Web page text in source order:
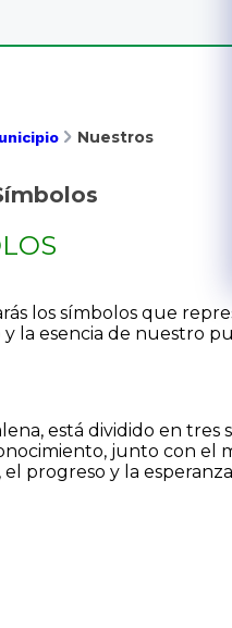
Nuestros
los símbolos que
la esencia de nuestro
está dividido en
junto con el
progreso y la